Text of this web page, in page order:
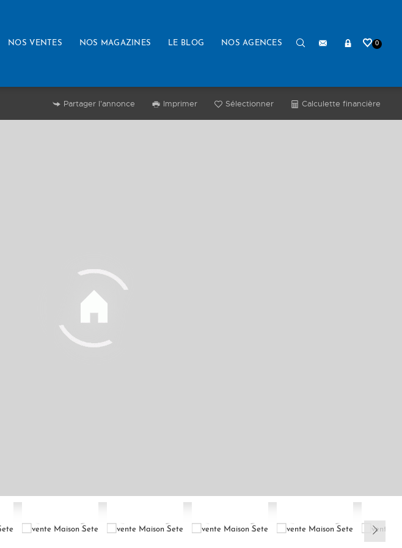
NOS VENTES NOS MAGAZINES LE BLOG NOS AGENCES 0
Partager l'annonce Imprimer Sélectionner Calculette financière